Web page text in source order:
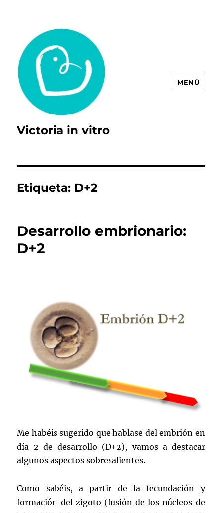
Victoria in vitro
MENÚ
Etiqueta: D+2
Desarrollo embrionario:
D+2
Me habéis sugerido que hablase del embrión en
día 2 de desarrollo (D+2), vamos a destacar
algunos aspectos sobresalientes.
Como sabéis, a partir de la fecundación y
formación del zigoto (fusión de los núcleos de